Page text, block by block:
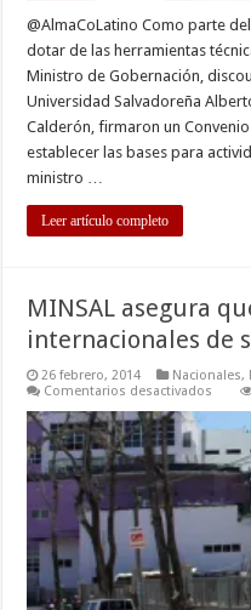
@AlmaCoLatino Como parte
dotar de las herramientas
Ministro de Gobernación,
Universidad Salvadoreña
Calderón, firmaron un
establecer las bases para
ministro …
Leer artículo completo
MINSAL asegura
internacionales de
26 febrero, 2014 Nacionales,
Comentarios desactivados
las